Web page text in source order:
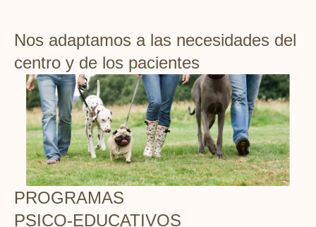
Nos adaptamos a las necesidades del
centro y de los pacientes
PROGRAMAS
PSICO-EDUCATIVOS